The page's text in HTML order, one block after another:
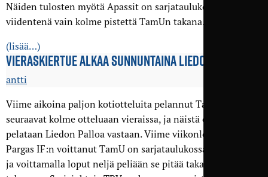
Näiden tulosten myötä Apassit on sarja­taulukossa
viidentenä vain kolme pistettä TamUn takana.
(lisää…)
VIERAS­KIERTUE ALKAA SUNNUNTAINA LIEDOSSA
antti
Viime aikoina paljon kotiotteluita pelannut TamU pelaa
seuraavat kolme otteluaan vieraissa, ja näistä ensimmäinen
pelataan Liedon Palloa vastaan. Viime viikonloppuna
Pargas IF:n voittanut TamU on sarjataulukossa nyt toisena,
ja voittamalla loput neljä peliään se pitää takaa-ajajat